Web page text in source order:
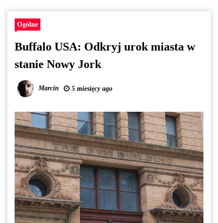
Ogólne
Buffalo USA: Odkryj urok miasta w
stanie Nowy Jork
Marcin 5 miesięcy ago